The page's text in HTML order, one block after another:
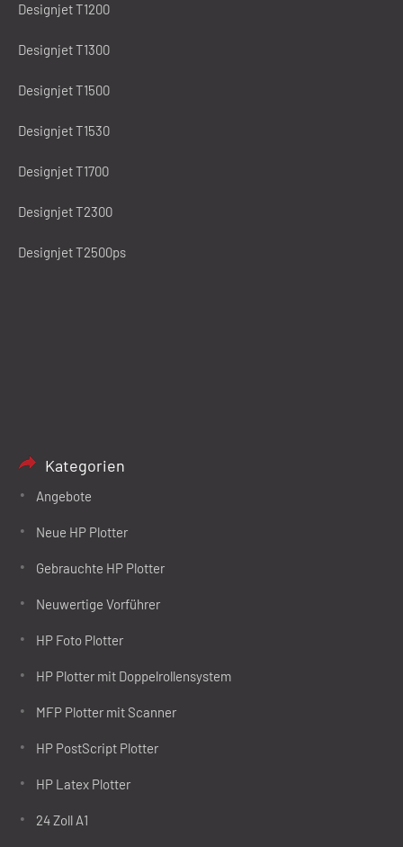
Designjet T1200
Designjet T1300
Designjet T1500
Designjet T1530
Designjet T1700
Designjet T2300
Designjet T2500ps
Kategorien
Angebote
Neue HP Plotter
Gebrauchte HP Plotter
Neuwertige Vorführer
HP Foto Plotter
HP Plotter mit Doppelrollensystem
MFP Plotter mit Scanner
HP PostScript Plotter
HP Latex Plotter
24 Zoll A1